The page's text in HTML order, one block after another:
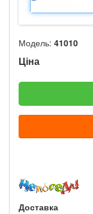
Модель: 41010
Ціна
Доставка